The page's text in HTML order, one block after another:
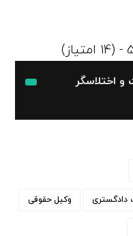
اختلاسگر
دادگستری وکیل حقوقی